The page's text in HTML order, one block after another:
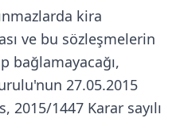
kira
ve bu sözleşmelerin
bağlamayacağı,
27.05.2015
2015/1447 Karar sayılı